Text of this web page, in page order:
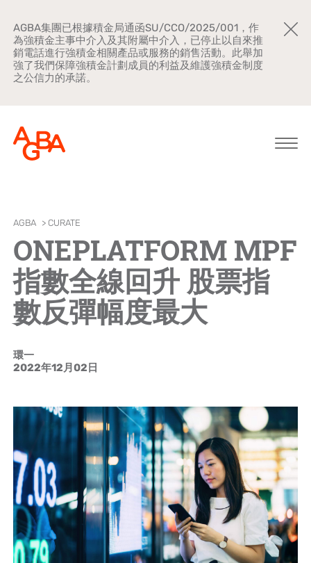
AGBA集團已根據積金局通函SU/CCO/2025/001，作
為強積金主事中介入及其附屬中介入，已停止以自來推
銷電話進行強積金相關產品或服務的銷售活動。此舉加
強了我們保障強積金計劃成員的利益及維護強積金制度
之公信力的承諾。
關於AGBA
新聞中心
品牌宣傳
公司文化
AGBA > CURATE
ONEPLATFORM MPF
指數全線回升 股票指
數反彈幅度最大
環一
2022年12月02日